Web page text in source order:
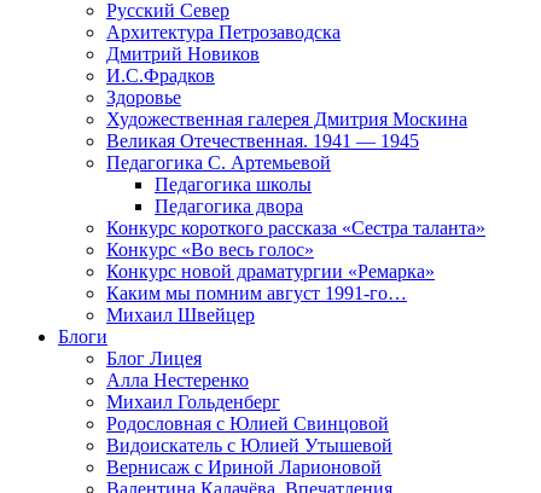
Русский Север
Архитектура Петрозаводска
Дмитрий Новиков
И.С.Фрадков
Здоровье
Художественная галерея Дмитрия Москина
Великая Отечественная. 1941 — 1945
Педагогика С. Артемьевой
Педагогика школы
Педагогика двора
Конкурс короткого рассказа «Сестра таланта»
Конкурс «Во весь голос»
Конкурс новой драматургии «Ремарка»
Каким мы помним август 1991-го…
Михаил Швейцер
Блоги
Блог Лицея
Алла Нестеренко
Михаил Гольденберг
Родословная с Юлией Свинцовой
Видоискатель с Юлией Утышевой
Вернисаж с Ириной Ларионовой